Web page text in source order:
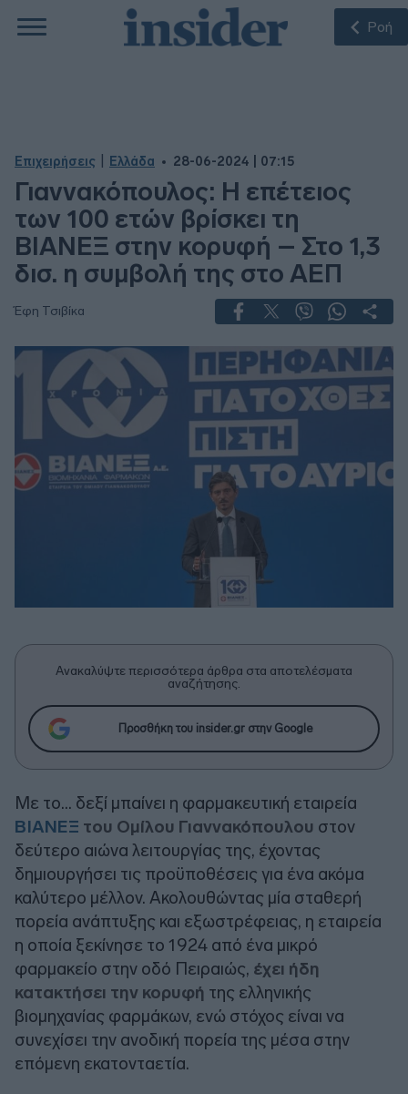
Ροή
Επιχειρήσεις Ελλάδα 28-06-2024 | 07:15
Γιαννακόπουλος: Η επέτειος
των 100 ετών βρίσκει τη
ΒΙΑΝΕΞ στην κορυφή – Στο 1,3
δισ. η συμβολή της στο ΑΕΠ
Έφη Τσιβίκα
Ανακαλύψτε περισσότερα άρθρα στα αποτελέσματα
αναζήτησης.
Προσθήκη του insider.gr στην Google
Με το… δεξί μπαίνει η φαρμακευτική εταιρεία
ΒΙΑΝΕΞ του Ομίλου Γιαννακόπουλου στον
δεύτερο αιώνα λειτουργίας της, έχοντας
δημιουργήσει τις προϋποθέσεις για ένα ακόμα
καλύτερο μέλλον. Ακολουθώντας μία σταθερή
πορεία ανάπτυξης και εξωστρέφειας, η εταιρεία
η οποία ξεκίνησε το 1924 από ένα μικρό
φαρμακείο στην οδό Πειραιώς, έχει ήδη
κατακτήσει την κορυφή της ελληνικής
βιομηχανίας φαρμάκων, ενώ στόχος είναι να
συνεχίσει την ανοδική πορεία της μέσα στην
επόμενη εκατονταετία.